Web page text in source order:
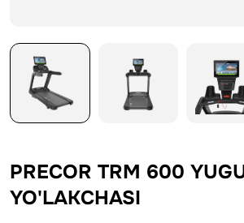
PRECOR TRM 600
YO'LAKCHASI